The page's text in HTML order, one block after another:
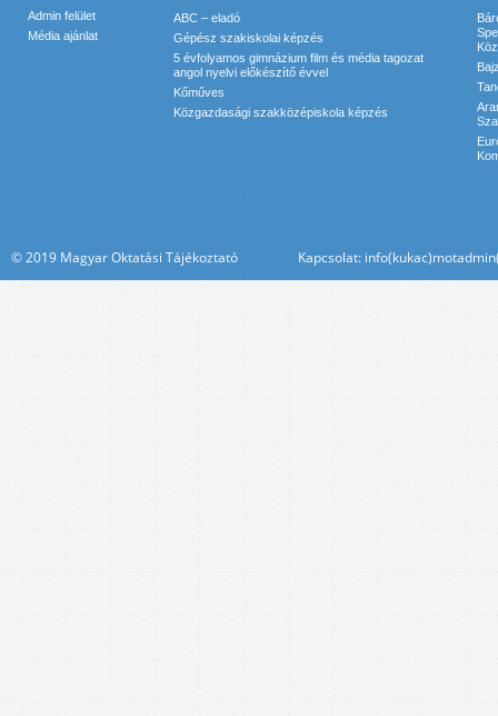
Admin felület
Média ajánlat
ABC – eladó
Gépész szakiskolai képzés
5 évfolyamos gimnázium film és média tagozat
angol nyelvi előkészítő évvel
Kőműves
Közgazdasági szakközépiskola képzés
© 2019 Magyar Oktatási Tájékoztató Kapcsolat: